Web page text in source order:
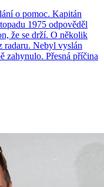
o pomoc. Kapitán
1975 odpověděl
že se drží. O několik
radaru. Nebyl vyslán
zahynulo. Přesná příčina